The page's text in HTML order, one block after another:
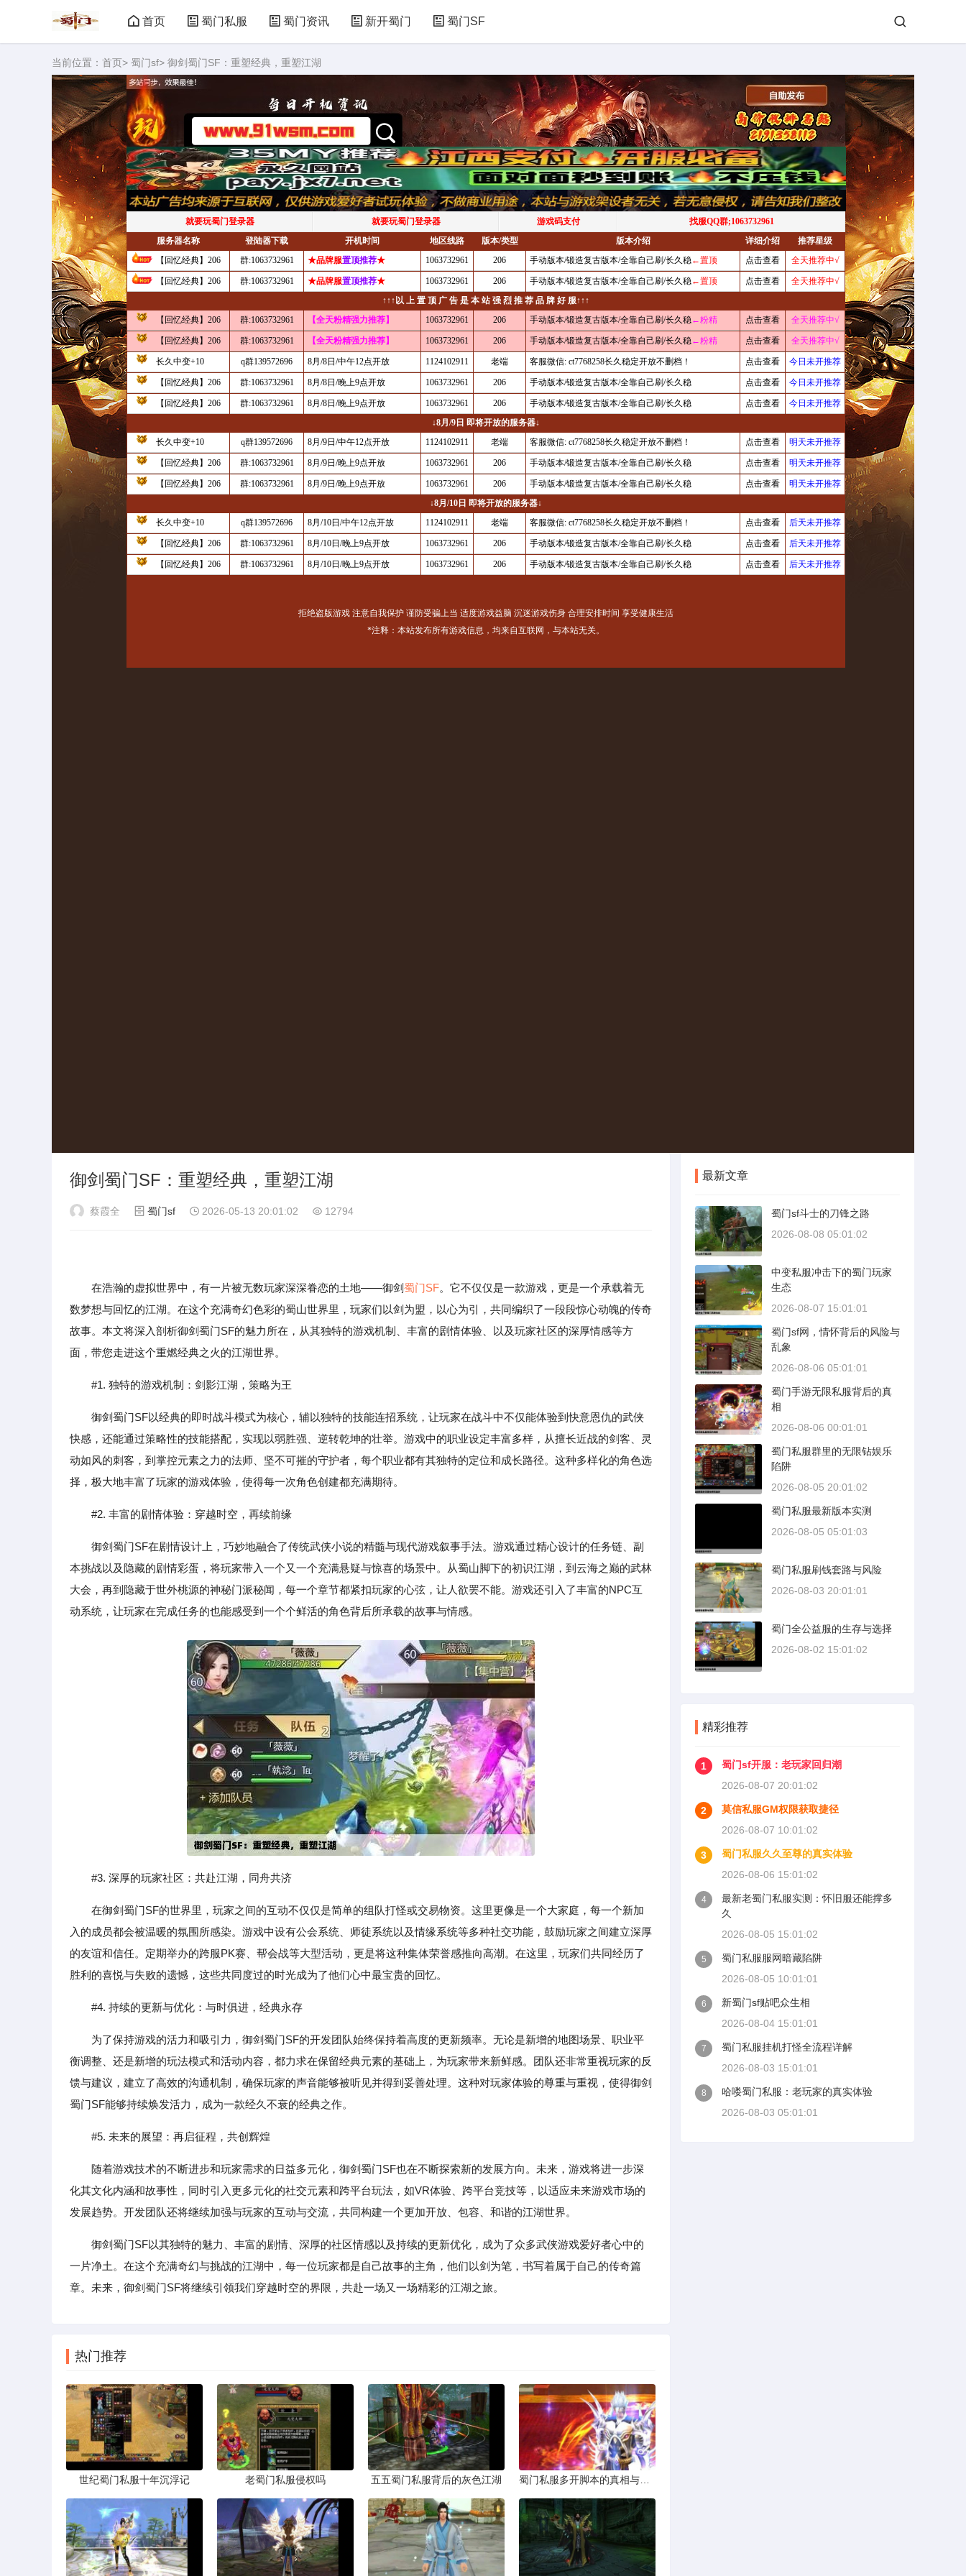
首页 蜀门私服 蜀门资讯 新开蜀门 蜀门SF
当前位置： 首页> 蜀门sf> 御剑蜀门SF：重塑经典，重塑江湖
御剑蜀门SF：重塑经典，重塑江湖
蔡霞全 蜀门sf 2026-05-13 20:01:02 12794
在浩瀚的虚拟世界中，有一片被无数玩家深深眷恋的土地——御剑蜀门SF。它不仅仅是一款游戏，更是一个承载着无
数梦想与回忆的江湖。在这个充满奇幻色彩的蜀山世界里，玩家们以剑为盟，以心为引，共同编织了一段段惊心动魄的传奇
故事。本文将深入剖析御剑蜀门SF的魅力所在，从其独特的游戏机制、丰富的剧情体验、以及玩家社区的深厚情感等方
面，带您走进这个重燃经典之火的江湖世界。
#1. 独特的游戏机制：剑影江湖，策略为王
御剑蜀门SF以经典的即时战斗模式为核心，辅以独特的技能连招系统，让玩家在战斗中不仅能体验到快意恩仇的武侠
快感，还能通过策略性的技能搭配，实现以弱胜强、逆转乾坤的壮举。游戏中的职业设定丰富多样，从擅长近战的剑客、灵
动如风的刺客，到掌控元素之力的法师、坚不可摧的守护者，每个职业都有其独特的定位和成长路径。这种多样化的角色选
择，极大地丰富了玩家的游戏体验，使得每一次角色创建都充满期待。
#2. 丰富的剧情体验：穿越时空，再续前缘
御剑蜀门SF在剧情设计上，巧妙地融合了传统武侠小说的精髓与现代游戏叙事手法。游戏通过精心设计的任务链、副
本挑战以及隐藏的剧情彩蛋，将玩家带入一个又一个充满悬疑与惊喜的场景中。从蜀山脚下的初识江湖，到云海之巅的武林
大会，再到隐藏于世外桃源的神秘门派秘闻，每一个章节都紧扣玩家的心弦，让人欲罢不能。游戏还引入了丰富的NPC互
动系统，让玩家在完成任务的也能感受到一个个鲜活的角色背后所承载的故事与情感。
#3. 深厚的玩家社区：共赴江湖，同舟共济
在御剑蜀门SF的世界里，玩家之间的互动不仅仅是简单的组队打怪或交易物资。这里更像是一个大家庭，每一个新加
入的成员都会被温暖的氛围所感染。游戏中设有公会系统、师徒系统以及情缘系统等多种社交功能，鼓励玩家之间建立深厚
的友谊和信任。定期举办的跨服PK赛、帮会战等大型活动，更是将这种集体荣誉感推向高潮。在这里，玩家们共同经历了
胜利的喜悦与失败的遗憾，这些共同度过的时光成为了他们心中最宝贵的回忆。
#4. 持续的更新与优化：与时俱进，经典永存
为了保持游戏的活力和吸引力，御剑蜀门SF的开发团队始终保持着高度的更新频率。无论是新增的地图场景、职业平
衡调整、还是新增的玩法模式和活动内容，都力求在保留经典元素的基础上，为玩家带来新鲜感。团队还非常重视玩家的反
馈与建议，建立了高效的沟通机制，确保玩家的声音能够被听见并得到妥善处理。这种对玩家体验的尊重与重视，使得御剑
蜀门SF能够持续焕发活力，成为一款经久不衰的经典之作。
#5. 未来的展望：再启征程，共创辉煌
随着游戏技术的不断进步和玩家需求的日益多元化，御剑蜀门SF也在不断探索新的发展方向。未来，游戏将进一步深
化其文化内涵和故事性，同时引入更多元化的社交元素和跨平台玩法，如VR体验、跨平台竞技等，以适应未来游戏市场的
发展趋势。开发团队还将继续加强与玩家的互动与交流，共同构建一个更加开放、包容、和谐的江湖世界。
御剑蜀门SF以其独特的魅力、丰富的剧情、深厚的社区情感以及持续的更新优化，成为了众多武侠游戏爱好者心中的
一片净土。在这个充满奇幻与挑战的江湖中，每一位玩家都是自己故事的主角，他们以剑为笔，书写着属于自己的传奇篇
章。未来，御剑蜀门SF将继续引领我们穿越时空的界限，共赴一场又一场精彩的江湖之旅。
热门推荐
世纪蜀门私服十年沉浮记 老蜀门私服侵权吗 五五蜀门私服背后的灰色江湖
最新文章
蜀门sf斗士的刀锋之路
2026-08-08 05:01:02
中变私服冲击下的蜀门玩家
生态
2026-08-07 15:01:01
蜀门sf网，情怀背后的风险与
乱象
2026-08-06 05:01:01
蜀门手游无限私服背后的真
相
2026-08-06 00:01:01
蜀门私服群里的无限钻娱乐
陷阱
2026-08-05 20:01:02
蜀门私服最新版本实测
2026-08-05 05:01:03
蜀门私服刷钱套路与风险
2026-08-03 20:01:01
蜀门全公益服的生存与选择
2026-08-02 15:01:02
精彩推荐
1
蜀门sf开服：老玩家回归潮
2026-08-07 20:01:02
2
莫信私服GM权限获取捷径
2026-08-07 10:01:02
3
蜀门私服久久至尊的真实体验
2026-08-06 15:01:02
4
最新老蜀门私服实测：怀旧服还能撑多
久
2026-08-05 15:01:02
5
蜀门私服服网暗藏陷阱
2026-08-05 10:01:01
6
新蜀门sf贴吧众生相
2026-08-04 15:01:01
7
蜀门私服挂机打怪全流程详解
2026-08-03 15:01:01
8
哈喽蜀门私服：老玩家的真实体验
2026-08-03 05:01:01